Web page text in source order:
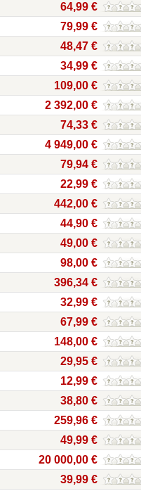
64,99 €
79,99 €
48,47 €
34,99 €
109,00 €
2 392,00 €
74,33 €
4 949,00 €
79,94 €
22,99 €
442,00 €
44,90 €
49,00 €
98,00 €
396,34 €
32,99 €
67,99 €
148,00 €
29,95 €
12,99 €
38,80 €
259,96 €
49,99 €
20 000,00 €
39,99 €